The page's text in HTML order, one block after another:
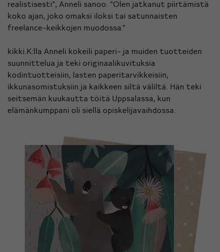
realistisesti”, Anneli sanoo. ”Olen jatkanut piirtämistä
koko ajan, joko omaksi iloksi tai satunnaisten
freelance-keikkojen muodossa.”
kikki.K:lla Anneli kokeili paperi- ja muiden tuotteiden
suunnittelua ja teki originaalikuvituksia
kodintuotteisiin, lasten paperitarvikkeisiin,
ikkunasomistuksiin ja kaikkeen siltä väliltä. Hän teki
seitsemän kuukautta töitä Uppsalassa, kun
elämänkumppani oli siellä opiskelijavaihdossa.